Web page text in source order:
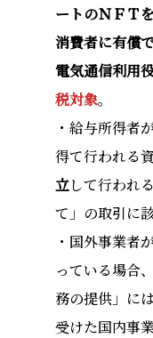
ートのＮＦＴ
消費者に有償
電気通信利用
税対象。
・給与所得者
得て行われる
立して行われ
て」の取引に
・国外事業者
っている場合
務の提供」に
受けた国内事